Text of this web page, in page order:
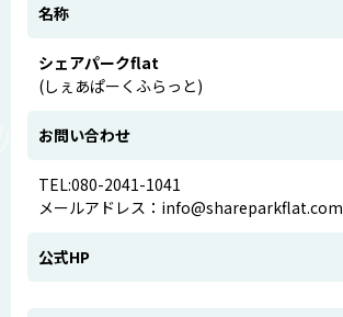
名称
シェアパークflat
(しぇあぱーくふらっと)
お問い合わせ
TEL:080-2041-1041
メールアドレス：info@shareparkflat.com
公式HP